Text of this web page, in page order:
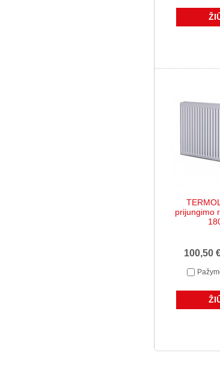
prijungimo
100,50